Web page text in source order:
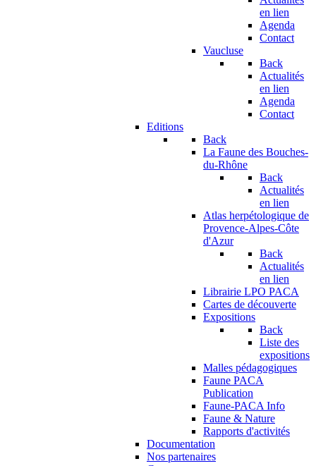
en lien
Agenda
Contact
Vaucluse
Back
Actualités
en lien
Agenda
Contact
Editions
Back
La Faune des Bouches-
du-Rhône
Back
Actualités
en lien
Atlas herpétologique de
Provence-Alpes-Côte
d'Azur
Back
Actualités
en lien
Librairie LPO PACA
Cartes de découverte
Expositions
Back
Liste des
expositions
Malles pédagogiques
Faune PACA
Publication
Faune-PACA Info
Faune & Nature
Rapports d'activités
Documentation
Nos partenaires